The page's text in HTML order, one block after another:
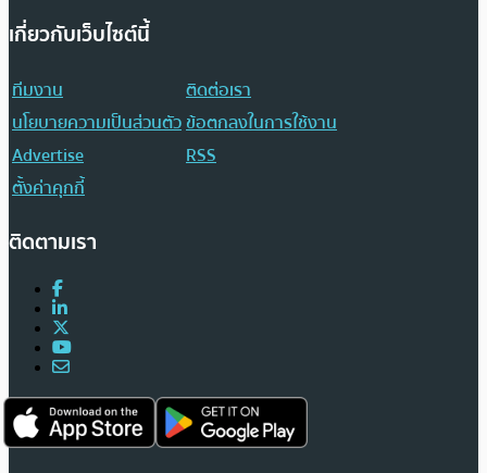
เกี่ยวกับเว็บไซต์นี้
ทีมงาน
ติดต่อเรา
นโยบายความเป็นส่วนตัวข้อตกลงในการใช้งาน
Advertise
RSS
ตั้งค่าคุกกี้
ติดตามเรา